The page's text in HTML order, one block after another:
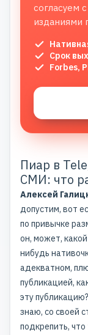
согласуем
изданиями
Срок
Forbes,
Пиар в
СМИ: что
Алексей
допустим, вот
по привычке
он, может,
нибудь
адекватном,
публикацией,
эту
знаю, со своей
подкрепить,